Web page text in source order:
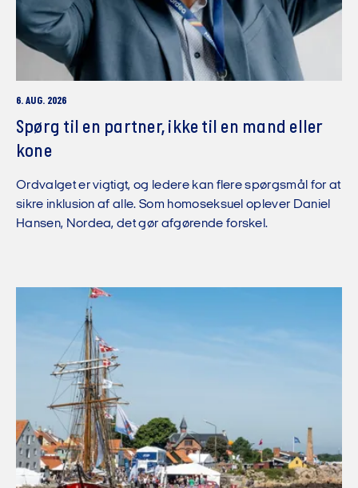
6. AUG. 2026
Spørg til en partner, ikke til en mand eller
kone
Ordvalget er vigtigt, og ledere kan flere spørgsmål for at
sikre inklusion af alle. Som homoseksuel oplever Daniel
Hansen, Nordea, det gør afgørende forskel.